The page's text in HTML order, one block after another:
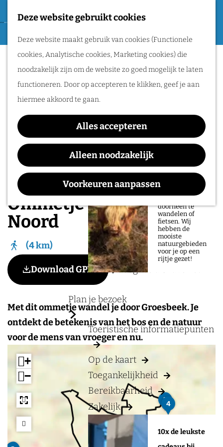
Deze website gebruikt cookies
Deze website maakt gebruik van cookies (Functionele
cookies, Analytische cookies, Marketing cookies) die
noodzakelijk zijn om de website zo goed mogelijk te laten
functioneren. Door op accepteren te klikken, geef je aan
hiermee akkoord te gaan.
Alles accepteren
Alleen noodzakelijk
Voorkeuren aanpassen
a
F
a
v
o
r
i
e
e
M
e
n
u
Routes
Wandelen
Fietsen
Routeplanner
Natuurgebieden
in het Rijk van
natuur in het Rijk
van Nijmegen is
doorheen te
wandelen of
fietsen. Wij
hebben de
mooiste
natuurgebieden
voor je op een
rijtje gezet!
Plan je bezoek
Toeristische informatiepunten
Op de kaart
Toegankelijkheid
Bereikbaarheid
Zakelijk
10x de leukste
Ommetje Groesbeek
Noord
4 km
Met dit ommetje wandel je door Groesbeek. Je
ontdekt de betekenis van het bos en de natuur
voor de mens van vroeger en nu.
Voeg toe als favoriet
Voeg toe als favoriet
Download GPX
G
r
o
p
3
H
C
D
4
+
−